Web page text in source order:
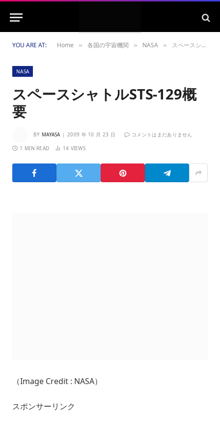
YOU ARE AT: Home » 各国の宇宙機関 » NASA » スペースシャトルSTS-129概要
NASA
スペースシャトルSTS-129概
要
BY MAYASA 2009 年 10 月 23 日 コメントはまだありません
1 MIN READ 14 VIEWS
（Image Credit : NASA）
スポンサーリンク